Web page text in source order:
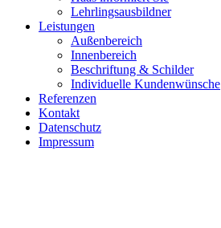
Lehrlingsausbildner
Leistungen
Außenbereich
Innenbereich
Beschriftung & Schilder
Individuelle Kundenwünsche
Referenzen
Kontakt
Datenschutz
Impressum